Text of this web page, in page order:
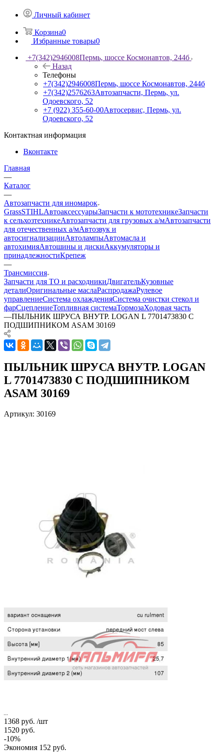
Личный кабинет
Корзина0
Избранные товары0
+7(342)2946008Пермь, шоссе Космонавтов, 244б
Назад
Телефоны
+7(342)2946008Пермь, шоссе Космонавтов, 244б
+7(342)2576263Автозапчасти, Пермь, ул.
Одоевского, 52
+7 (922) 355-60-00Автосервис, Пермь, ул.
Одоевского, 52
Контактная информация
Вконтакте
Главная
—
Каталог
—
Автозапчасти для иномарок
GrassSTIHLАвтоаксессуарыЗапчасти к мототехникеЗапчасти
к сельхозтехникеАвтозапчасти для грузовых а/мАвтозапчасти
для отечественных а/мАвтозвук и
автосигнализацииАвтолампыАвтомасла и
автохимияАвтошины и дискиАккумуляторы и
принадлежностиКрепеж
—
Трансмиссия
Запчасти для ТО и расходникиДвигательКузовные
деталиОригинальные маслаРаспродажаРулевое
управлениеСистема охлажденияСистема очистки стекол и
фарСцеплениеТопливная системаТормозаХодовая часть
—ПЫЛЬНИК ШРУСА ВНУТР. LOGAN L 7701473830 С
ПОДШИПНИКОМ ASAM 30169
ПЫЛЬНИК ШРУСА ВНУТР. LOGAN
L 7701473830 С ПОДШИПНИКОМ
ASAM 30169
Артикул: 30169
1368 руб. /шт
1520 руб.
-10%
Экономия 152 руб.